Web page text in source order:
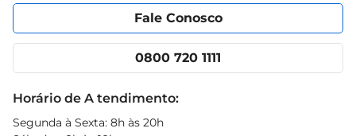
Portal do fornecedor
Cencosud Media
App Prezunic
Fale Conosco
0800 720 1111
Horário de A tendimento:
Segunda à Sexta: 8h às 20h